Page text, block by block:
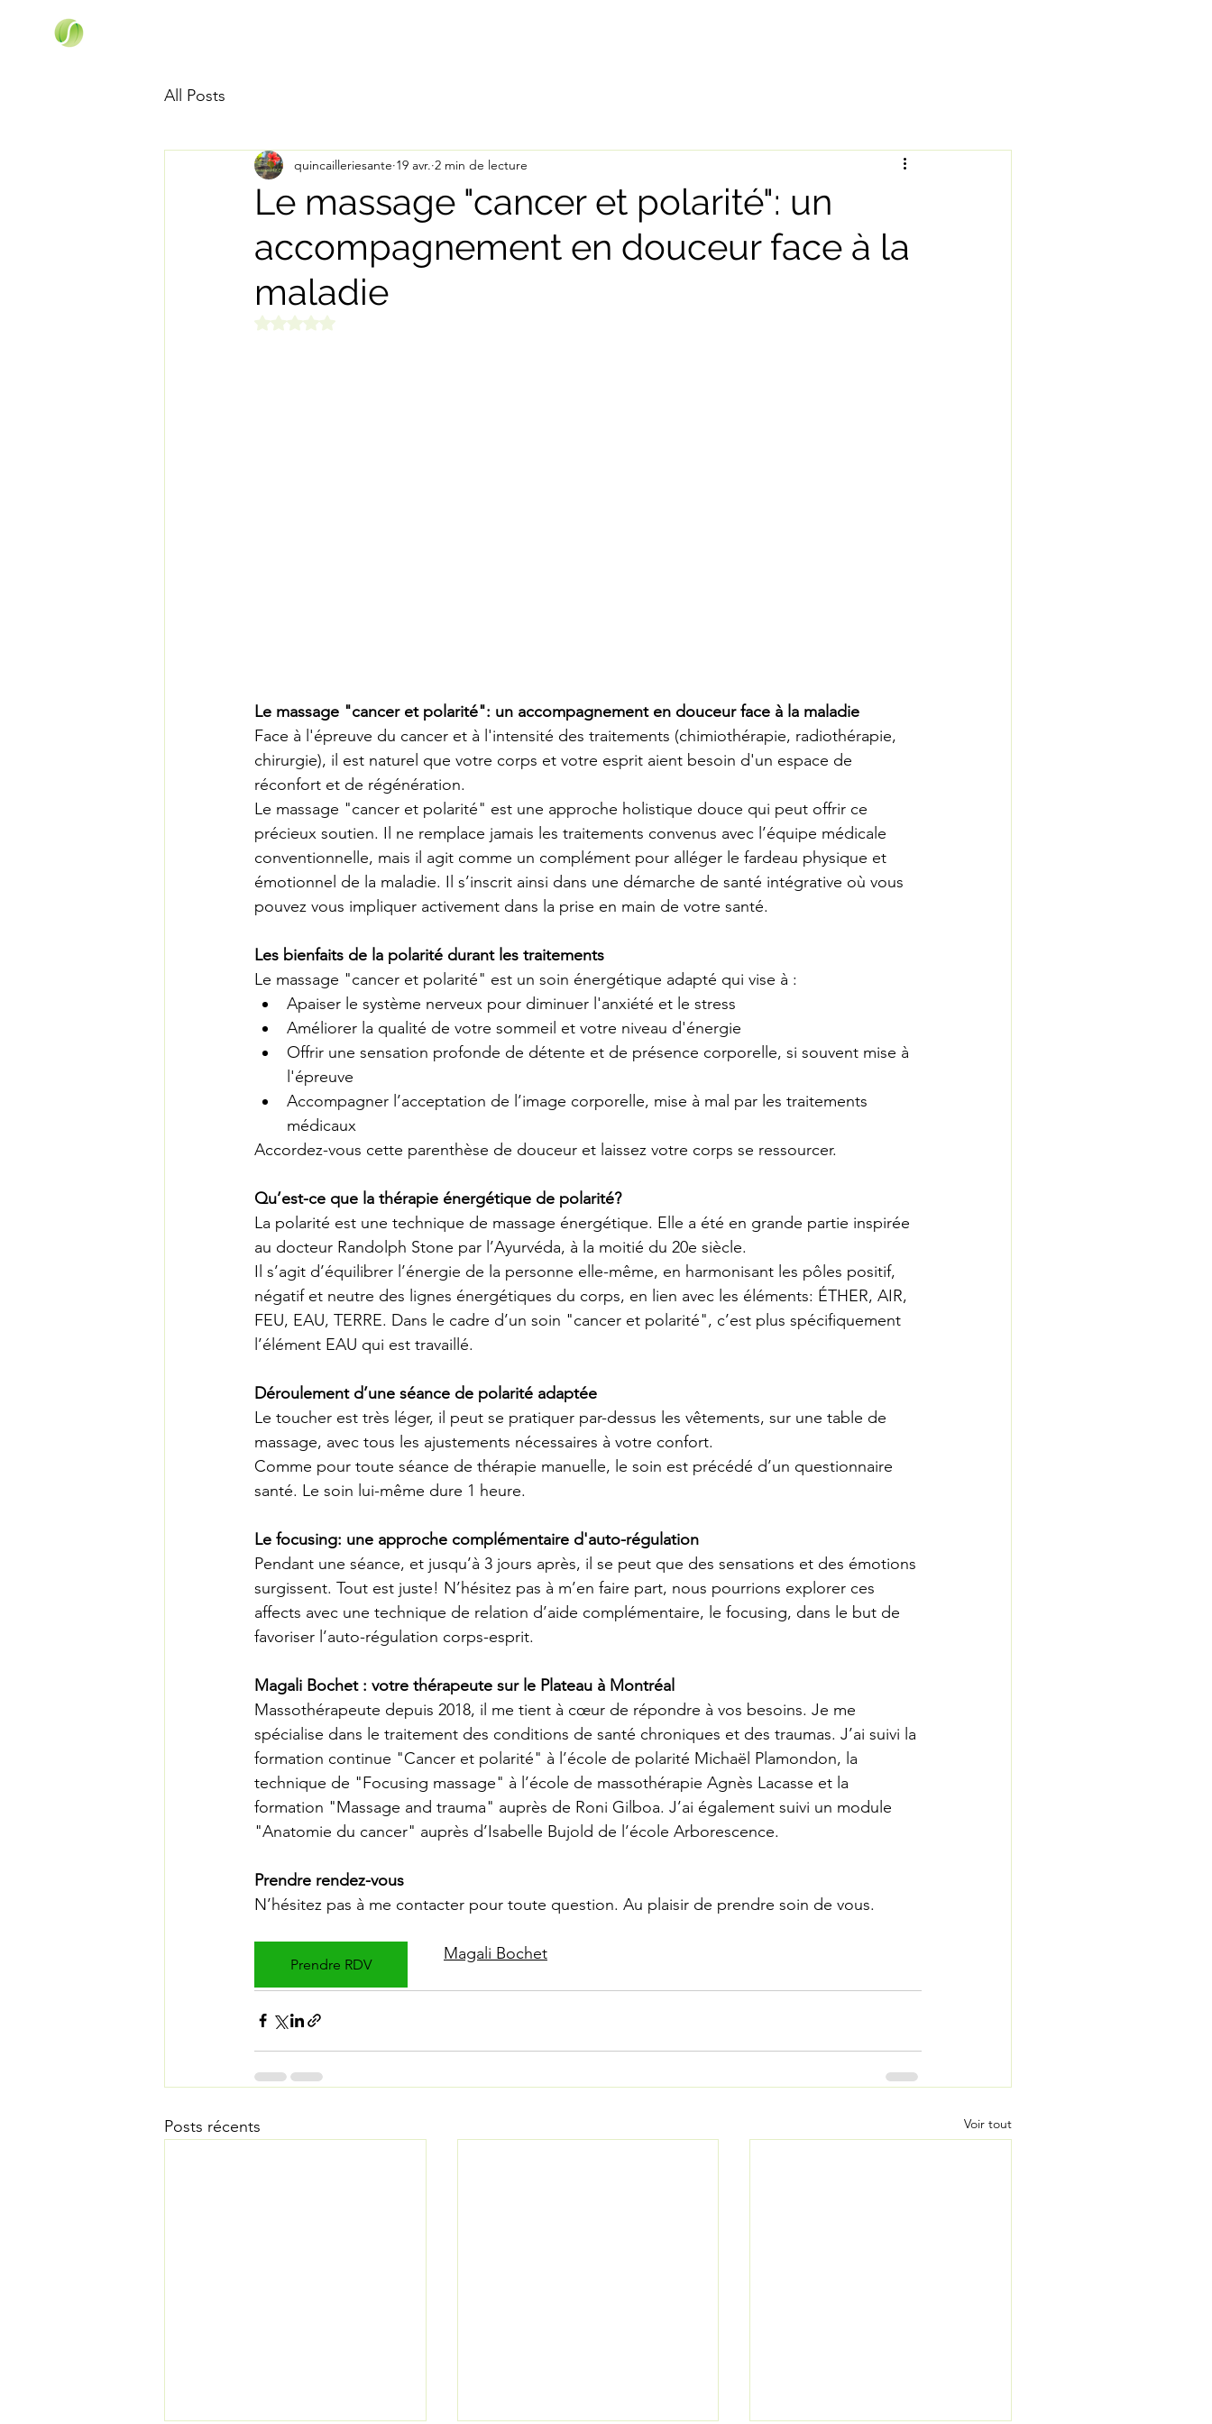
All Posts
Le massage "cancer et polarité": un
accompagnement en douceur face à la
maladie
quincailleriesante 19 avr. 2 min de lecture
Noté NaN étoiles sur 5.
Le massage "cancer et polarité": un accompagnement en douceur face à la maladie
Face à l'épreuve du cancer et à l'intensité des traitements (chimiothérapie, radiothérapie,
chirurgie), il est naturel que votre corps et votre esprit aient besoin d'un espace de
réconfort et de régénération.
Le massage "cancer et polarité" est une approche holistique douce qui peut offrir ce
précieux soutien. Il ne remplace jamais les traitements convenus avec l’équipe médicale
conventionnelle, mais il agit comme un complément pour alléger le fardeau physique et
émotionnel de la maladie. Il s’inscrit ainsi dans une démarche de santé intégrative où vous
pouvez vous impliquer activement dans la prise en main de votre santé.
Les bienfaits de la polarité durant les traitements
Le massage "cancer et polarité" est un soin énergétique adapté qui vise à :
Apaiser le système nerveux pour diminuer l'anxiété et le stress
Améliorer la qualité de votre sommeil et votre niveau d'énergie
Offrir une sensation profonde de détente et de présence corporelle, si souvent mise à
l'épreuve
Accompagner l’acceptation de l’image corporelle, mise à mal par les traitements
médicaux
Accordez-vous cette parenthèse de douceur et laissez votre corps se ressourcer.
Qu’est-ce que la thérapie énergétique de polarité?
La polarité est une technique de massage énergétique. Elle a été en grande partie inspirée
au docteur Randolph Stone par l’Ayurvéda, à la moitié du 20e siècle.
Il s’agit d’équilibrer l’énergie de la personne elle-même, en harmonisant les pôles positif,
négatif et neutre des lignes énergétiques du corps, en lien avec les éléments: ÉTHER, AIR,
FEU, EAU, TERRE. Dans le cadre d’un soin "cancer et polarité", c’est plus spécifiquement
l’élément EAU qui est travaillé.
Déroulement d’une séance de polarité adaptée
Le toucher est très léger, il peut se pratiquer par-dessus les vêtements, sur une table de
massage, avec tous les ajustements nécessaires à votre confort.
Comme pour toute séance de thérapie manuelle, le soin est précédé d’un questionnaire
santé. Le soin lui-même dure 1 heure.
Le focusing: une approche complémentaire d'auto-régulation
Pendant une séance, et jusqu’à 3 jours après, il se peut que des sensations et des émotions
surgissent. Tout est juste! N’hésitez pas à m’en faire part, nous pourrions explorer ces
affects avec une technique de relation d’aide complémentaire, le focusing, dans le but de
favoriser l’auto-régulation corps-esprit.
Magali Bochet : votre thérapeute sur le Plateau à Montréal
Massothérapeute depuis 2018, il me tient à cœur de répondre à vos besoins. Je me
spécialise dans le traitement des conditions de santé chroniques et des traumas. J’ai suivi la
formation continue "Cancer et polarité" à l’école de polarité Michaël Plamondon, la
technique de "Focusing massage" à l’école de massothérapie Agnès Lacasse et la
formation "Massage and trauma" auprès de Roni Gilboa. J’ai également suivi un module
"Anatomie du cancer" auprès d’Isabelle Bujold de l’école Arborescence.
Prendre rendez-vous
N’hésitez pas à me contacter pour toute question. Au plaisir de prendre soin de vous.
Prendre RDV
Magali Bochet
Posts récents Voir tout